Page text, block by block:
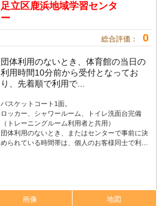
足立区鹿浜地域学習センタ
ー
総合評価： 0
団体利用のないとき、体育館の当日の
利用時間10分前から受付となってお
り、先着順で利用で...
バスケットコート1面。
ロッカー、シャワールーム、トイレ洗面台完備
（トレーニングルーム利用者と共用）
団体利用のないとき、またはセンターで事前に決
められている時間帯は、個人のお客様同士で利…
画像 地図